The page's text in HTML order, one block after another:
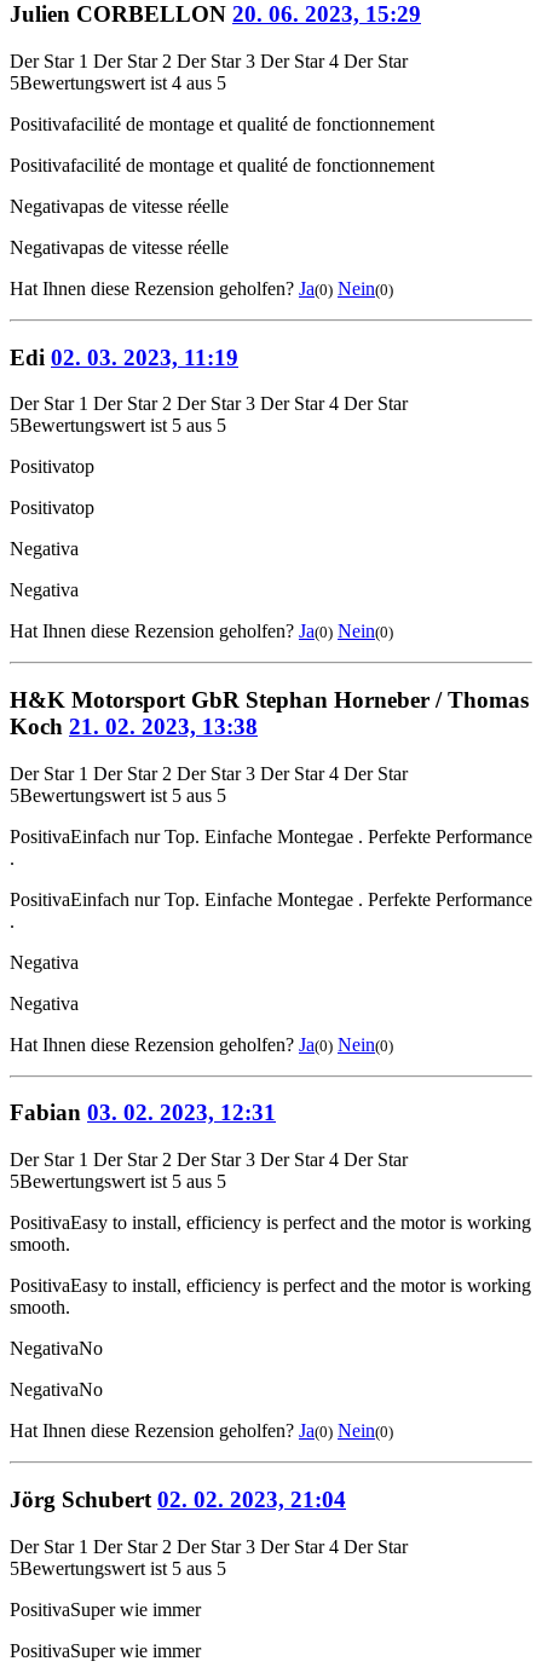
Julien CORBELLON 20. 06. 2023, 15:29
Der Star 1 Der Star 2 Der Star 3 Der Star 4 Der Star
5Bewertungswert ist 4 aus 5
Positivafacilité de montage et qualité de fonctionnement
Positivafacilité de montage et qualité de fonctionnement
Negativapas de vitesse réelle
Negativapas de vitesse réelle
Hat Ihnen diese Rezension geholfen? Ja(0) Nein(0)
Edi 02. 03. 2023, 11:19
Der Star 1 Der Star 2 Der Star 3 Der Star 4 Der Star
5Bewertungswert ist 5 aus 5
Positivatop
Positivatop
Negativa
Negativa
Hat Ihnen diese Rezension geholfen? Ja(0) Nein(0)
H&K Motorsport GbR Stephan Horneber / Thomas
Koch 21. 02. 2023, 13:38
Der Star 1 Der Star 2 Der Star 3 Der Star 4 Der Star
5Bewertungswert ist 5 aus 5
PositivaEinfach nur Top. Einfache Montegae . Perfekte Performance
.
PositivaEinfach nur Top. Einfache Montegae . Perfekte Performance
.
Negativa
Negativa
Hat Ihnen diese Rezension geholfen? Ja(0) Nein(0)
Fabian 03. 02. 2023, 12:31
Der Star 1 Der Star 2 Der Star 3 Der Star 4 Der Star
5Bewertungswert ist 5 aus 5
PositivaEasy to install, efficiency is perfect and the motor is working
smooth.
PositivaEasy to install, efficiency is perfect and the motor is working
smooth.
NegativaNo
NegativaNo
Hat Ihnen diese Rezension geholfen? Ja(0) Nein(0)
Jörg Schubert 02. 02. 2023, 21:04
Der Star 1 Der Star 2 Der Star 3 Der Star 4 Der Star
5Bewertungswert ist 5 aus 5
PositivaSuper wie immer
PositivaSuper wie immer